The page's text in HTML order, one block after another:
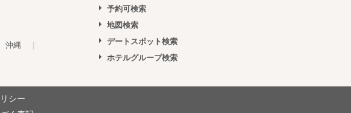
沖縄
予約可検索
地図検索
デートスポット検索
ホテルグループ検索
シー